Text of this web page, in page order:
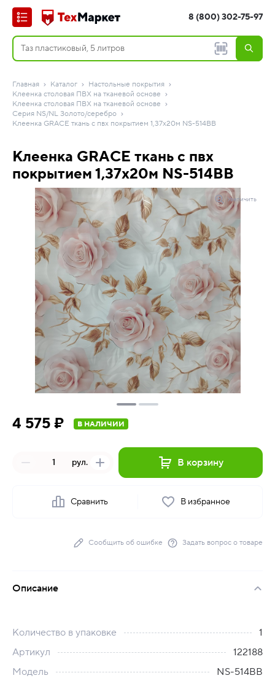
8 (800) 302-75-97
Главная Каталог
Настольные покрытия
Клеенка столовая ПВХ на тканевой основе
Клеенка столовая ПВХ на тканевой основе
Серия NS/NL Золото/серебро
Клеенка GRACE ткань с пвх покрытием 1,37х20м NS-514BB
Клеенка GRACE ткань с пвх
покрытием 1,37х20м NS-514BB
Увеличить
4 575 ₽ В НАЛИЧИИ
рул. В корзину
Сравнить В избранное
Сообщить об ошибке Задать вопрос о товаре
Описание
Количество в упаковке
1
Артикул
122188
Модель
NS-514BB